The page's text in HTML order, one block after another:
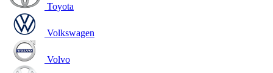
Toyota
Volkswagen
Volvo